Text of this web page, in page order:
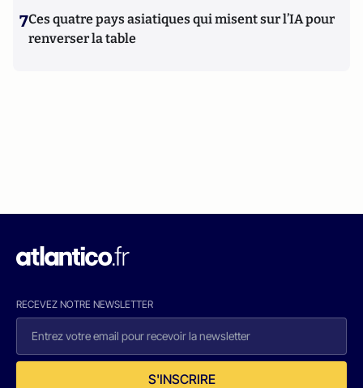
7Ces quatre pays asiatiques qui misent sur l’IA pour
renverser la table
RECEVEZ NOTRE NEWSLETTER
S'INSCRIRE